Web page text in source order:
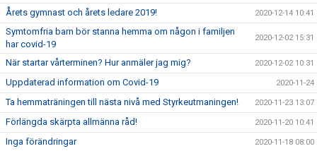
Årets gymnast och årets ledare 2019! 2020-12-14 10:41
Symtomfria barn bör stanna hemma om någon i familjen
har covid-19
2020-12-02 15:31
När startar vårterminen? Hur anmäler jag mig? 2020-12-02 10:31
Uppdaterad information om Covid-19 2020-11-24
Ta hemmaträningen till nästa nivå med Styrkeutmaningen! 2020-11-23 13:07
Förlängda skärpta allmänna råd! 2020-11-20 10:41
Inga förändringar 2020-11-18 08:00